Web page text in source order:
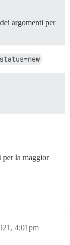
argomenti per
per la maggior
4:01pm